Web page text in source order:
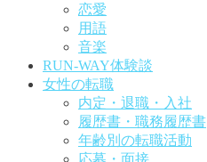
恋愛
用語
音楽
RUN-WAY体験談
女性の転職
内定・退職・入社
履歴書・職務履歴書
年齢別の転職活動
応募・面接